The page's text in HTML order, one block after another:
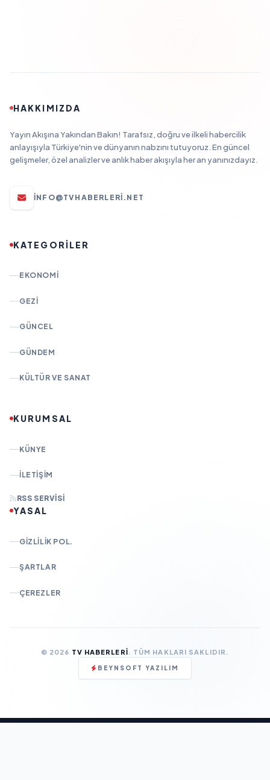
HAKKIMIZDA
Yayın Akışına Yakından Bakın! Tarafsız, doğru ve ilkeli habercilik
anlayışıyla Türkiye'nin ve dünyanın nabzını tutuyoruz. En güncel
gelişmeler, özel analizler ve anlık haber akışıyla her an yanınızdayız.
INFO@TVHABERLERI.NET
KATEGORİLER
EKONOMI
GEZI
GÜNCEL
GÜNDEM
KÜLTÜR VE SANAT
KURUMSAL
KÜNYE
İLETIŞIM
RSS SERVISI
YASAL
GIZLILIK POL.
ŞARTLAR
ÇEREZLER
© 2026 TV HABERLERI. TÜM HAKLARI SAKLIDIR.
BEYNSOFT YAZILIM